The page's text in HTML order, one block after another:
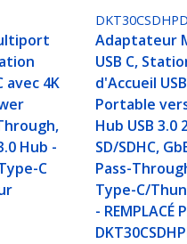
avec 4K
Hub -
C
DKT30CSDHPD
Adaptateur
USB C,
d'Accueil
Portable
Hub USB 3.0
SD/SDHC,
Pass-
Type-C/
- REMPLACÉ